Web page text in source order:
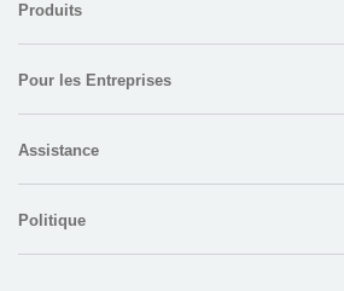
Produits
Pour les Entreprises
Assistance
Politique